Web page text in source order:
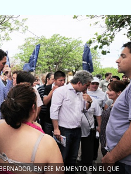
EN ESE MOMENTO EN EL QUE